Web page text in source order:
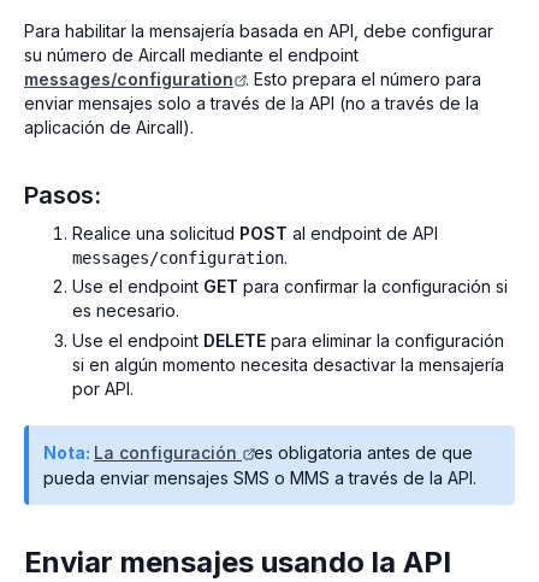
Para habilitar la mensajería basada en API, debe configurar
su número de Aircall mediante el endpoint
messages/configuration
. Esto prepara el número para
enviar mensajes solo a través de la API (no a través de la
aplicación de Aircall).
Pasos:
Realice una solicitud POST al endpoint de API
messages/configuration.
Use el endpoint GET para confirmar la configuración si
es necesario.
Use el endpoint DELETE para eliminar la configuración
si en algún momento necesita desactivar la mensajería
por API.
Nota: La configuración
es obligatoria antes de que
pueda enviar mensajes SMS o MMS a través de la API.
Enviar mensajes usando la API